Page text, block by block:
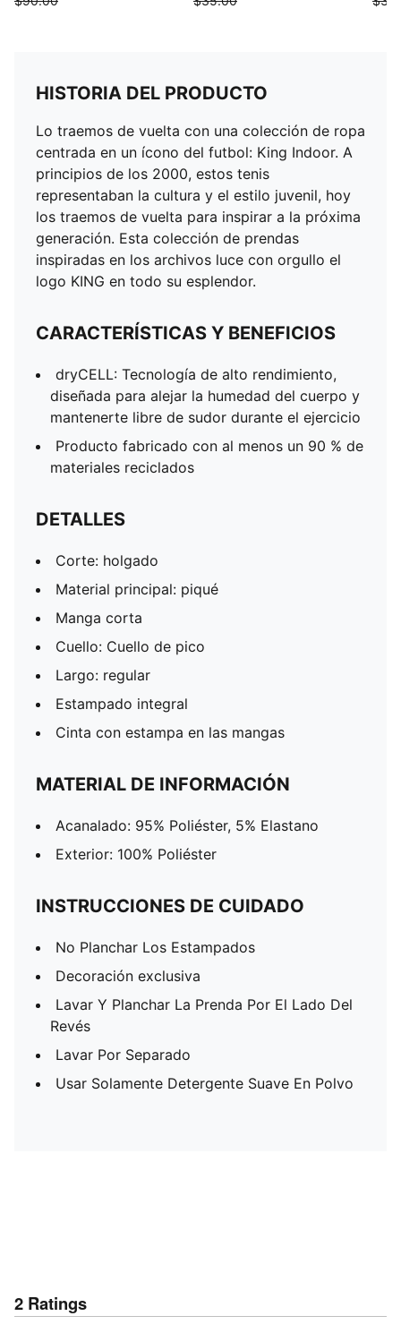
HISTORIA DEL PRODUCTO
Lo traemos de vuelta con una colección de ropa
centrada en un ícono del futbol: King Indoor. A
principios de los 2000, estos tenis
representaban la cultura y el estilo juvenil, hoy
los traemos de vuelta para inspirar a la próxima
generación. Esta colección de prendas
inspiradas en los archivos luce con orgullo el
logo KING en todo su esplendor.
CARACTERÍSTICAS Y BENEFICIOS
dryCELL: Tecnología de alto rendimiento,
diseñada para alejar la humedad del cuerpo y
mantenerte libre de sudor durante el ejercicio
Producto fabricado con al menos un 90 % de
materiales reciclados
DETALLES
Corte: holgado
Material principal: piqué
Manga corta
Cuello: Cuello de pico
Largo: regular
Estampado integral
Cinta con estampa en las mangas
MATERIAL DE INFORMACIÓN
Acanalado: 95% Poliéster, 5% Elastano
Exterior: 100% Poliéster
INSTRUCCIONES DE CUIDADO
No Planchar Los Estampados
Decoración exclusiva
Lavar Y Planchar La Prenda Por El Lado Del
Revés
Lavar Por Separado
Usar Solamente Detergente Suave En Polvo
2 Ratings